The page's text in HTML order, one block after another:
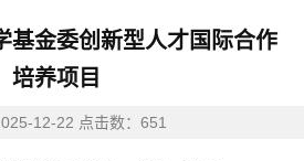
基金委创新型人才国际合作
培养项目
12-22 点击数： 651